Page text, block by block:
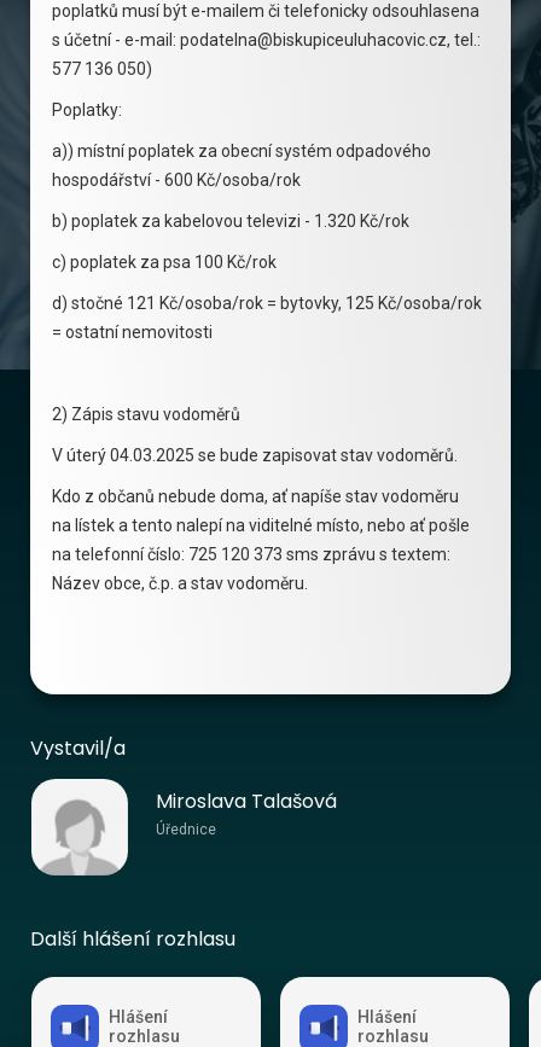
poplatků musí být e-mailem či telefonicky odsouhlasena
s účetní - e-mail: podatelna@biskupiceuluhacovic.cz, tel.:
577 136 050)
Poplatky:
a)) místní poplatek za obecní systém odpadového
hospodářství - 600 Kč/osoba/rok
b) poplatek za kabelovou televizi - 1.320 Kč/rok
c) poplatek za psa 100 Kč/rok
d) stočné 121 Kč/osoba/rok = bytovky, 125 Kč/osoba/rok
= ostatní nemovitosti
2) Zápis stavu vodoměrů
V úterý 04.03.2025 se bude zapisovat stav vodoměrů.
Kdo z občanů nebude doma, ať napíše stav vodoměru
na lístek a tento nalepí na viditelné místo, nebo ať pošle
na telefonní číslo: 725 120 373 sms zprávu s textem:
Název obce, č.p. a stav vodoměru.
Vystavil/a
Miroslava Talašová
Úřednice
Další hlášení rozhlasu
Hlášení
rozhlasu
Hlášení
rozhlasu